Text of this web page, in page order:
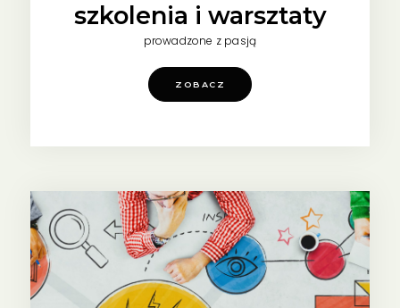
szkolenia i warsztaty
prowadzone z pasją
ZOBACZ